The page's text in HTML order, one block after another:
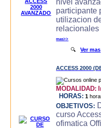
participante
utilizacion
mas>>
🔍Ver mas
ACCESS 2000
MODALIDAD:
HORAS: 1
OBJETIVOS:
curso
ofimatica